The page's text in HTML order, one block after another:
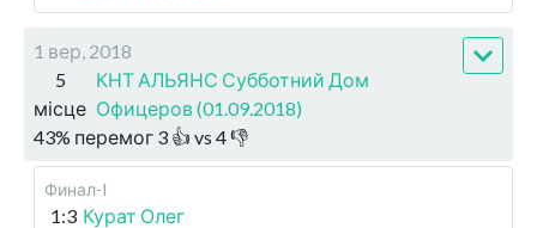
1 вер, 2018
5
місце
КНТ АЛЬЯНС Субботний Дом
Офицеров (01.09.2018)
43% перемог 3 👍 vs 4👎
Финал-I
1:3 Курат Олег